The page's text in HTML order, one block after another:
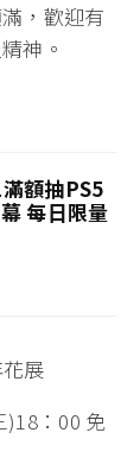
，歡迎有
神。
額抽PS5
每日限量
展
：00 免